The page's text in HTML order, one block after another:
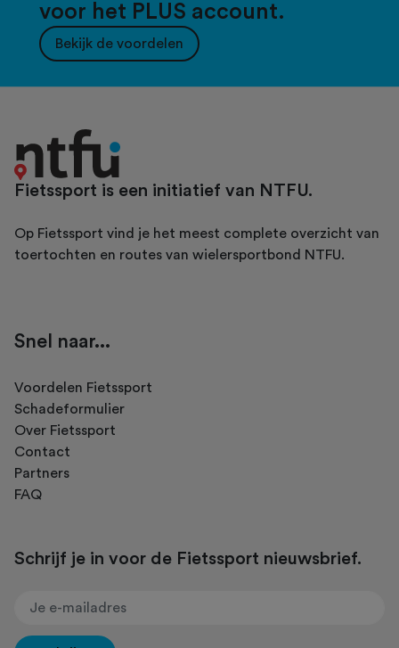
voor het PLUS account.
Bekijk de voordelen
Fietssport is een initiatief van NTFU.
Op Fietssport vind je het meest complete overzicht van
toertochten en routes van wielersportbond NTFU.
Snel naar...
Voordelen Fietssport
Schadeformulier
Over Fietssport
Contact
Partners
FAQ
Schrijf je in voor de Fietssport nieuwsbrief.